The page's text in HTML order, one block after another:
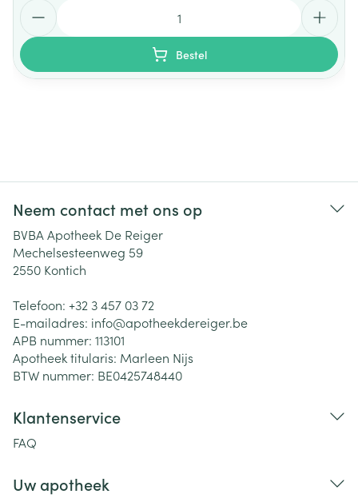
Bestel
Neem contact met ons op
BVBA Apotheek De Reiger
Mechelsesteenweg 59
2550 Kontich
Telefoon: +32 3 457 03 72
E-mailadres: info@apotheekdereiger.be
APB nummer: 113101
Apotheek titularis: Marleen Nijs
BTW nummer: BE0425748440
Klantenservice
FAQ
Uw apotheek